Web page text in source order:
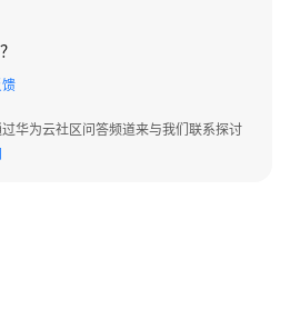
华为云社区问答频道来与我们联系探讨